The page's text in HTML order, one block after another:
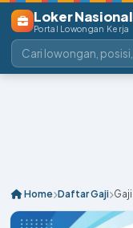
Loker Nasional
Portal Lowongan Kerja
Home Daftar Gaji